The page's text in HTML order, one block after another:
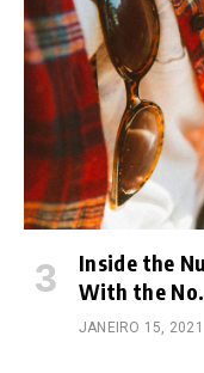
Inside the
With the
JANEIRO 15, 2021